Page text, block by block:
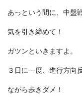
あっという間に、中盤
気を引き締めて！
ガツンといきますよ。
３日に一度、進行方向
ながら歩きダメ！